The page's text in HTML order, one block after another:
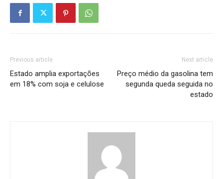
Previous article
Estado amplia exportações
em 18% com soja e celulose
Next article
Preço médio da gasolina tem
segunda queda seguida no
estado